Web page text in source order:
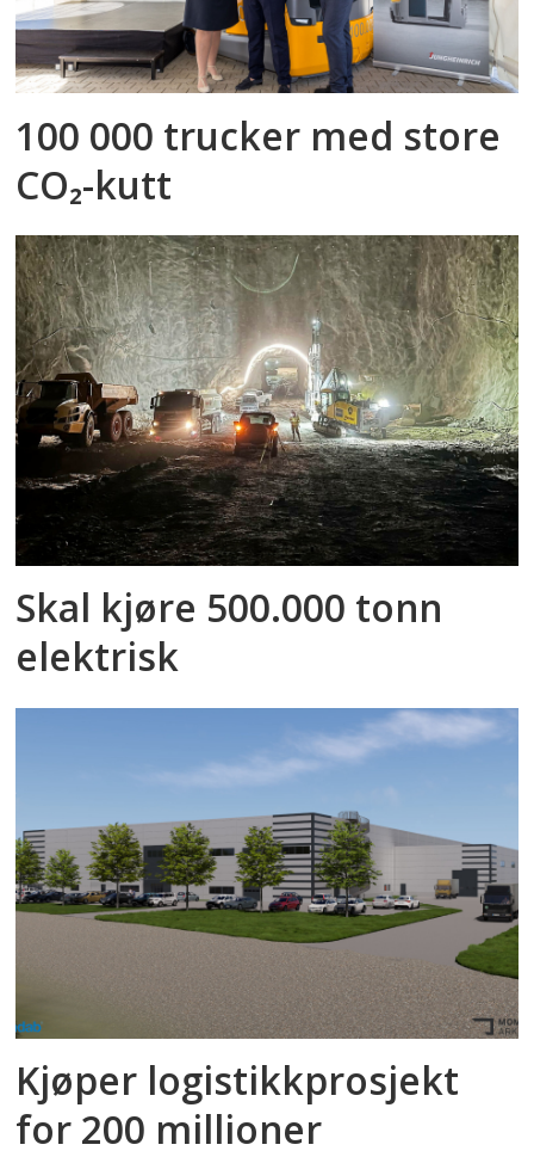
100 000 trucker med store
CO₂-kutt
Skal kjøre 500.000 tonn
elektrisk
Kjøper logistikkprosjekt
for 200 millioner